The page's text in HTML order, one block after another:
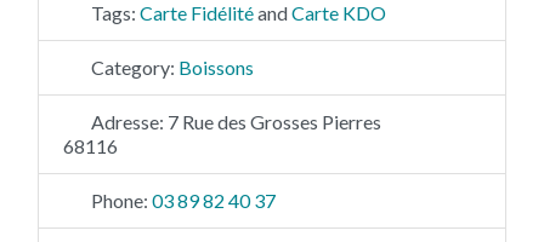
Tags: Carte FidélitéandCarte KDO
Category: Boissons
Adresse: 7 Rue des Grosses Pierres
68116
Phone: 03 89 82 40 37